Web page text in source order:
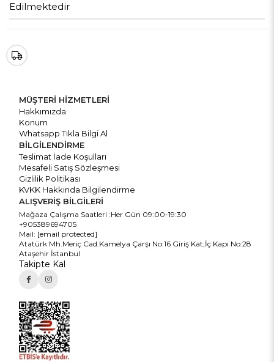
Edilmektedir
MÜŞTERİ HİZMETLERİ
Hakkımızda
Konum
Whatsapp Tıkla Bilgi Al
BİLGİLENDİRME
Teslimat İade Koşulları
Mesafeli Satış Sözleşmesi
Gizlilik Politikası
KVKK Hakkında Bilgilendirme
ALIŞVERİŞ BİLGİLERİ
Mağaza Çalışma Saatleri :Her Gün 09:00-19:30
+905389694705
Mail: [email protected]
Atatürk Mh.Meriç Cad.Kamelya Çarşı No:16 Giriş Kat,İç Kapı No:28
Ataşehir İstanbul
Takipte Kal